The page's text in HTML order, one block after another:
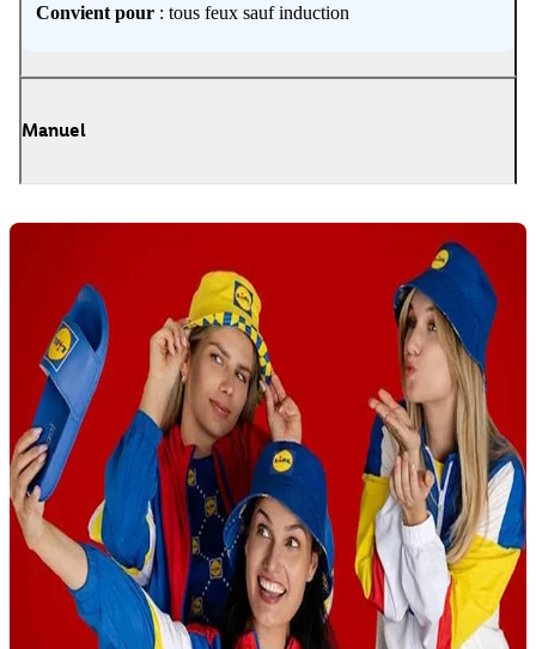
Convient pour : tous feux sauf induction
Manuel